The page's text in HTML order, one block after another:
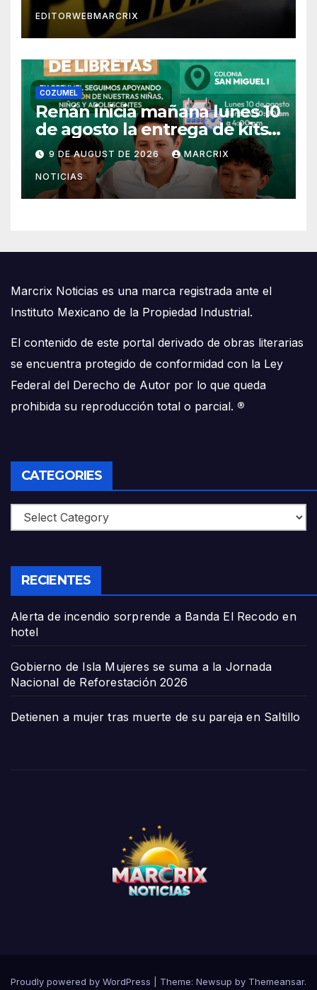
EDITORWEBMARCRIX
COZUMEL
Renán inicia mañana lunes 10
de agosto la entrega de kits
escolares en Cozumel
9 DE AUGUST DE 2026 MARCRIX
NOTICIAS
Marcrix Noticias es una marca registrada ante el
Instituto Mexicano de la Propiedad Industrial.
El contenido de este portal derivado de obras literarias
se encuentra protegido de conformidad con la Ley
Federal del Derecho de Autor por lo que queda
prohibida su reproducción total o parcial. ®
CATEGORIES
Categories
RECIENTES
Alerta de incendio sorprende a Banda El Recodo en
hotel
Gobierno de Isla Mujeres se suma a la Jornada
Nacional de Reforestación 2026
Detienen a mujer tras muerte de su pareja en Saltillo
Proudly powered by WordPress Theme: Newsup by Themeansar.